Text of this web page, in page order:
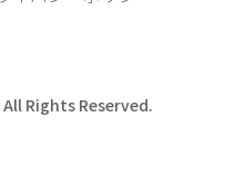
All Rights Reserved.